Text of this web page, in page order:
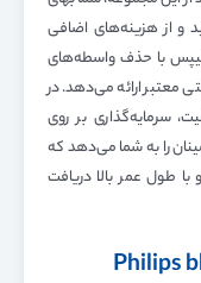
و از هزینه‌های اضافی
با حذف واسطه‌های
معتبر ارائه می‌دهد. در
سرمایه‌گذاری بر روی
را به شما می‌دهد که
طول عمر بالا دریافت